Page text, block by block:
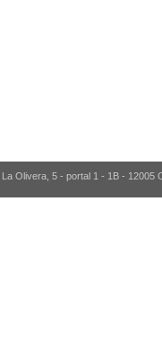
Olivera, 5 - portal 1 - 1B - 12005